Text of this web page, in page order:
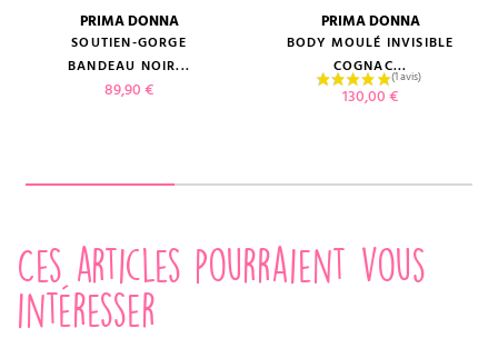
PRIMA DONNA
SOUTIEN-GORGE
BANDEAU NOIR...
Prix
89,90 €
PRIMA DONNA
BODY MOULÉ INVISIBLE
COGNAC...
Prix
130,00 €
Ces articles pourraient vous
intéresser